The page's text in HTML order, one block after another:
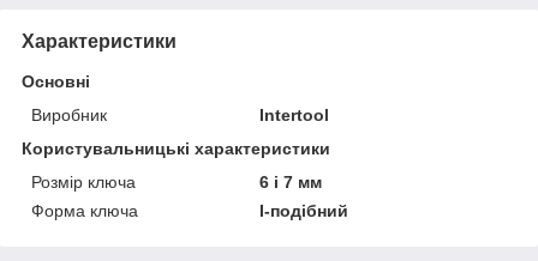
Характеристики
Основні
Виробник
Intertool
Користувальницькі характеристики
Розмір ключа
6 і 7 мм
Форма ключа
I-подібний